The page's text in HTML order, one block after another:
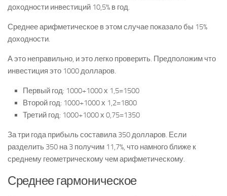
доходности инвестиций 10,5% в год.
Среднее арифметическое в этом случае показало бы 15%
доходности.
А это неправильно, и это легко проверить. Предположим что
инвестиция это 1000 долларов.
Первый год: 1000+1000 х 1,5=1500
Второй год: 1000+1000 х 1,2=1800
Третий год: 1000+1000 х 0,75=1350
За три года прибыль составила 350 долларов. Если
разделить 350 на 3 получим 11,7%, что намного ближе к
среднему геометрическому чем арифметическому.
Среднее гармоническое